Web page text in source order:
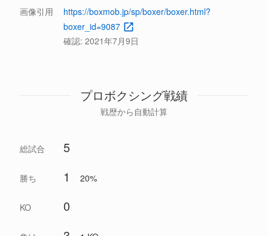
画像引用
https://boxmob.jp/sp/boxer/boxer.html?
boxer_id=9087
確認: 2021年7月9日
プロボクシング戦績
戦歴から自動計算
総試合 5
勝ち 1 20%
KO 0